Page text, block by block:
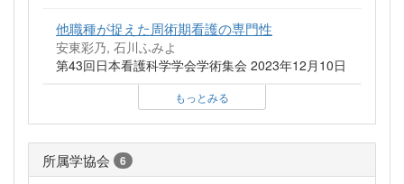
他職種が捉えた周術期看護の専門性
安東彩乃, 石川ふみよ
第43回日本看護科学学会学術集会 2023年12月10日
もっとみる
所属学協会 6